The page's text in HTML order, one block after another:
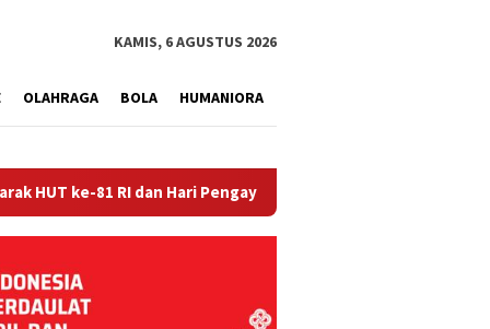
KAMIS, 6 AGUSTUS 2026
OLAHRAGA BOLA HUMANIORA
RI dan Hari Pengayoman ke-81